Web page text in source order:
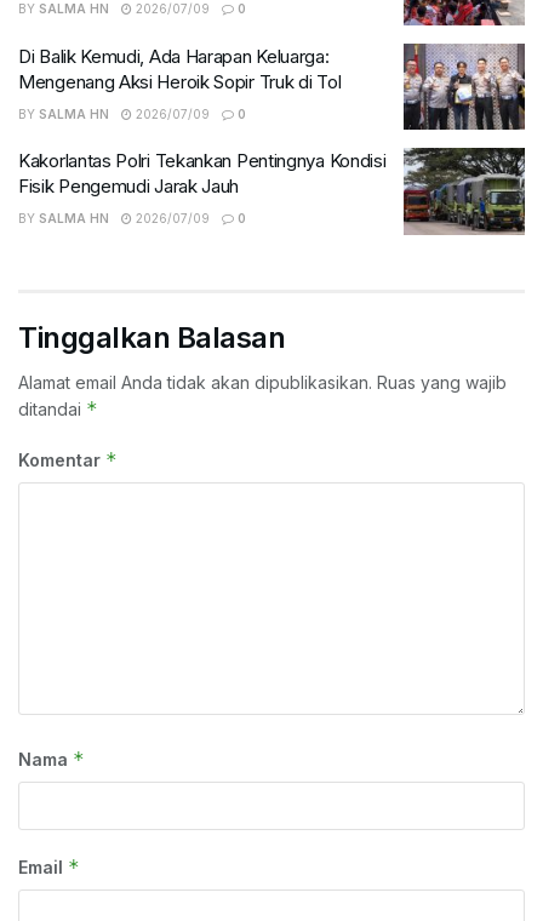
BY SALMA HN 2026/07/09 0
Di Balik Kemudi, Ada Harapan Keluarga:
Mengenang Aksi Heroik Sopir Truk di Tol
BY SALMA HN 2026/07/09 0
Kakorlantas Polri Tekankan Pentingnya Kondisi
Fisik Pengemudi Jarak Jauh
BY SALMA HN 2026/07/09 0
Tinggalkan Balasan
Alamat email Anda tidak akan dipublikasikan. Ruas yang wajib
ditandai *
Komentar *
Nama *
Email *